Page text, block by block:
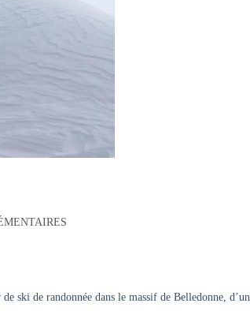
ski de randonnée dans le massif de Belledonne,